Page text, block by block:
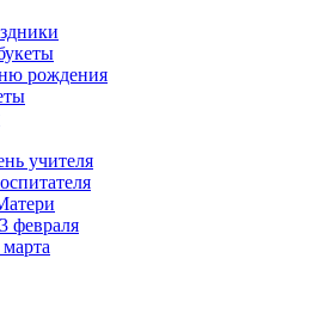
рождения
учителя
февраля